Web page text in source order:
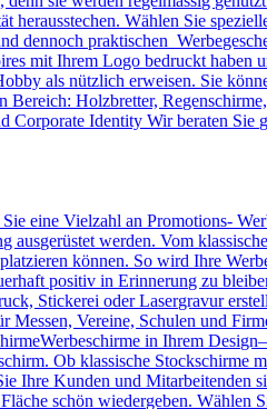
herausstechen. Wählen Sie
dennoch praktischen
mit Ihrem Logo bedruckt
als nützlich erweisen. Sie
Bereich: Holzbretter,
Corporate Identity Wir beraten
eine Vielzahl an Promotions-
ausgerüstet werden. Vom
können. So wird Ihre
positiv in Erinnerung zu
Stickerei oder Lasergravur
Messen, Vereine, Schulen und
Werbeschirme in Ihrem
Ob klassische
Ihre Kunden und Mitarbeitenden
schön wiedergeben.